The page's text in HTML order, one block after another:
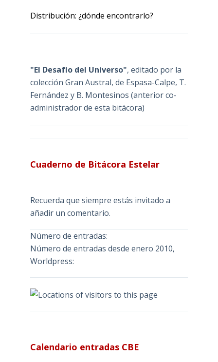
Distribución: ¿dónde encontrarlo?
"El Desafío del Universo", editado por la
colección Gran Austral, de Espasa-Calpe, T.
Fernández y B. Montesinos (anterior co-
administrador de esta bitácora)
Cuaderno de Bitácora Estelar
Recuerda que siempre estás invitado a
añadir un comentario.
Número de entradas:
Número de entradas desde enero 2010,
Worldpress:
Calendario entradas CBE